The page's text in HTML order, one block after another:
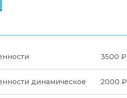
3500 ₽
динамическое 2000 ₽